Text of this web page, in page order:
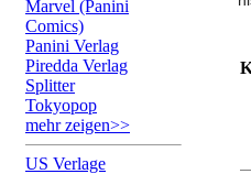
Marvel (Panini
Comics)
Panini Verlag
Piredda Verlag
Splitter
Tokyopop
mehr zeigen>>
US Verlage